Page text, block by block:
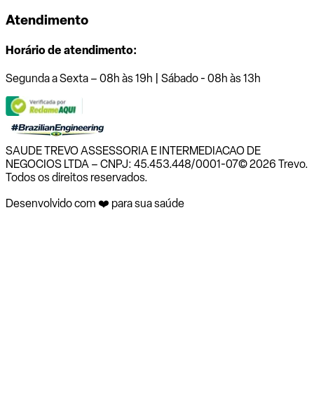
Atendimento
Horário de atendimento:
Segunda a Sexta – 08h às 19h | Sábado - 08h às 13h
SAUDE TREVO ASSESSORIA E INTERMEDIACAO DE
NEGOCIOS LTDA – CNPJ: 45.453.448/0001-07© 2026 Trevo.
Todos os direitos reservados.
Desenvolvido com ❤️ para sua saúde